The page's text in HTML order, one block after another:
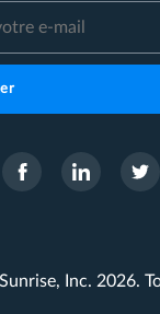
Inc. 2026.